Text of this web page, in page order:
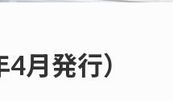
月発行）